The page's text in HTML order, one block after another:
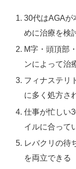
30代はAGAが
めに治療を検
M字・頭頂部
ンによって治
フィナステリ
に多く処方さ
仕事が忙しい
イルに合って
レバクリの待
を両立できる